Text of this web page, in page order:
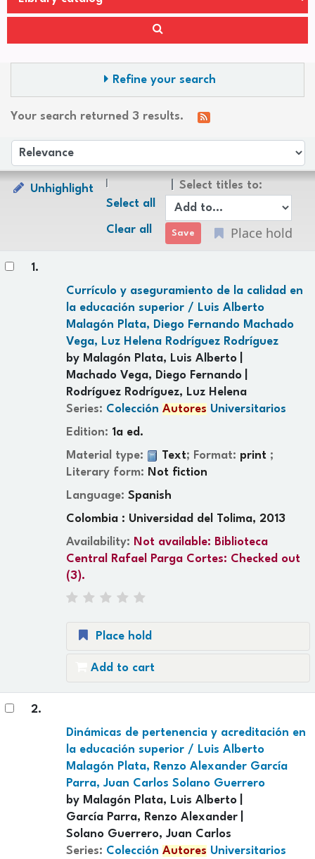
Refine your search
Your search returned 3 results.
Sort by:
Unhighlight
Select all
Clear all
Select titles to:
Place hold
1.
Currículo y aseguramiento de la calidad en
la educación superior / Luis Alberto
Malagón Plata, Diego Fernando Machado
Vega, Luz Helena Rodríguez Rodríguez
by Malagón Plata, Luis Alberto
Machado Vega, Diego Fernando
Rodríguez Rodríguez, Luz Helena
Series: ColecciónAutores Universitarios
Edition: 1a ed.
Material type:
Text; Format: print ;
Literary form: Not fiction
Language:Spanish
Colombia : Universidad del Tolima, 2013
Availability: Not available: Biblioteca
Central Rafael Parga Cortes: Checked out
(3).
Place hold
Add to cart
2.
Dinámicas de pertenencia y acreditación en
la educación superior / Luis Alberto
Malagón Plata, Renzo Alexander García
Parra, Juan Carlos Solano Guerrero
by Malagón Plata, Luis Alberto
García Parra, Renzo Alexander
Solano Guerrero, Juan Carlos
Series: ColecciónAutores Universitarios